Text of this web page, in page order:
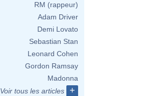
RM (rappeur)
Adam Driver
Demi Lovato
Sebastian Stan
Leonard Cohen
Gordon Ramsay
Madonna
Voir tous les articles
+